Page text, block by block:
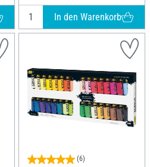
In den Warenkorb
(6)